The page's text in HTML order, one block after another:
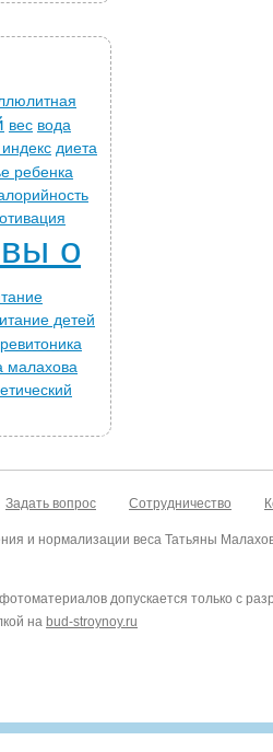
вес вода
диета
ребенка
о
детей
ревитоника
малахова
Задать вопрос Сотрудничество
и нормализации веса Татьяны
допускается только с
на bud-stroynoy.ru